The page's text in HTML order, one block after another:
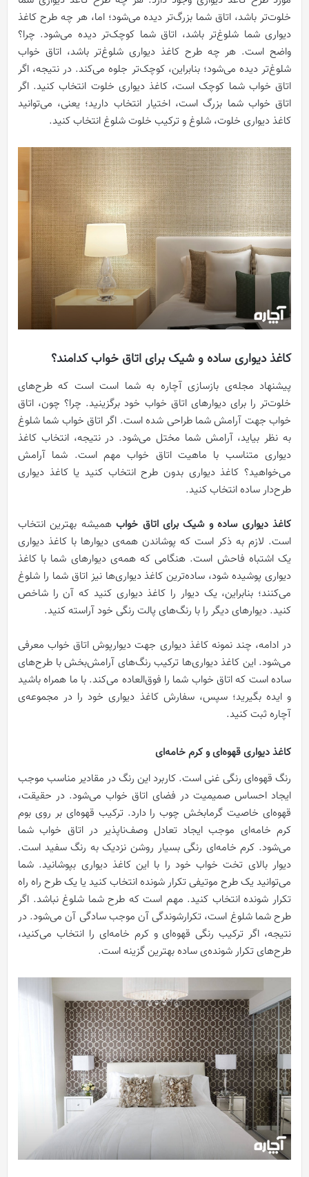
خلوت‌تر باشد، اتاق شما بزرگ‌تر دیده می‌شود؛ اما، هر چه طرح کاغذ
دیواری شما شلوغ‌تر باشد، اتاق شما کوچک‌تر دیده می‌شود. چرا؟
واضح است. هر چه طرح کاغذ دیواری شلوغ‌تر باشد، اتاق خواب
شلوغ‌تر دیده می‌شود؛ بنابراین، کوچک‌تر جلوه می‌کند. در نتیجه، اگر
اتاق خواب شما کوچک است، کاغذ دیواری خلوت انتخاب کنید. اگر
اتاق خواب شما بزرگ است، اختیار انتخاب دارید؛ یعنی، می‌توانید
کاغذ دیواری خلوت، شلوغ و ترکیب خلوت شلوغ انتخاب کنید.
کاغذ دیواری ساده و شیک برای اتاق خواب کدامند؟
پیشنهاد مجله‌ی بازسازی آچاره به شما است است که طرح‌های
خلوت‌تر را برای دیوارهای اتاق خواب خود برگزینید. چرا؟ چون، اتاق
خواب جهت آرامش شما طراحی شده است. اگر اتاق خواب شما شلوغ
به نظر بیاید، آرامش شما مختل می‌شود. در نتیجه، انتخاب کاغذ
دیواری متناسب با ماهیت اتاق خواب مهم است. شما آرامش
می‌خواهید؟ کاغذ دیواری بدون طرح انتخاب کنید یا کاغذ دیواری
طرح‌دار ساده انتخاب کنید.
کاغذ دیواری ساده و شیک برای اتاق خوابهمیشه بهترین انتخاب
است. لازم به ذکر است که پوشاندن همه‌ی دیوارها با کاغذ دیواری
یک اشتباه فاحش است. هنگامی که همه‌ی دیوارهای شما با کاغذ
دیواری پوشیده شود، ساده‌ترین کاغذ دیواری‌ها نیز اتاق شما را شلوغ
می‌کنند؛ بنابراین، یک دیوار را کاغذ دیواری کنید که آن را شاخص
کنید. دیوارهای دیگر را با رنگ‌های پالت رنگی خود آراسته کنید.
در ادامه، چند نمونه کاغذ دیواری جهت دیوارپوش اتاق خواب معرفی
می‌شود. این کاغذ دیواری‌ها ترکیب رنگ‌های آرامش‌بخش با طرح‌های
ساده است که اتاق خواب شما را فوق‌العاده می‌کند. با ما همراه باشید
و ایده بگیرید؛ سپس، سفارش کاغذ دیواری خود را در مجموعه‌ی
آچاره ثبت کنید.
کاغذ دیواری قهوه‌ای و کرم خامه‌ای
رنگ قهوه‌ای رنگی غنی است. کاربرد این رنگ در مقادیر مناسب موجب
ایجاد احساس صمیمیت در فضای اتاق خواب می‌شود. در حقیقت،
قهوه‌ای خاصیت گرمابخش چوب را دارد. ترکیب قهوه‌ای بر روی بوم
کرم خامه‌ای موجب ایجاد تعادل وصف‌ناپذیر در اتاق خواب شما
می‌شود. کرم خامه‌ای رنگی بسیار روشن نزدیک به رنگ سفید است.
دیوار بالای تخت خواب خود را با این کاغذ دیواری بپوشانید. شما
می‌توانید یک طرح موتیفی تکرار شونده انتخاب کنید یا یک طرح راه راه
تکرار شونده انتخاب کنید. مهم است که طرح شما شلوغ نباشد. اگر
طرح شما شلوغ است، تکرارشوندگی آن موجب سادگی آن می‌شود. در
نتیجه، اگر ترکیب رنگی قهوه‌ای و کرم خامه‌ای را انتخاب می‌کنید،
طرح‌های تکرار شونده‌ی ساده بهترین گزینه است.